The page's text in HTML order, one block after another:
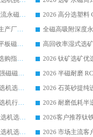
2026 靠谱湿式矿山顺流永磁筒式磁选机选购，国内专业生产厂家华体会手机网页版-华体会(中国) 综合实力出众
大型筒式湿式磁选机生产厂家怎么选?华体会手机网页版-华体会(中国) 设备口碑广受行业认可
湿式提纯高效高梯度平板磁选机靠谱设备源头厂商华体会手机网页版-华体会(中国) 综合测评
板式节能干式磁选机选购指南，源头生产厂家华体会手机网页版-华体会(中国) 综合实力可观
2026矿用湿式高梯度强磁磁选机选购指南，临朐靠谱磁电生产厂家华体会手机网页版-华体会(中国) 详解
2026细粒尾矿回收磁选机选购指南 产业集群优质生产厂家华体会手机网页版-华体会(中国) 解析
2026节能低耗永磁磁选机行业优选标杆 临朐华体会手机网页版-华体会(中国) 专业生产厂家
2026 湿式小型平板磁选机选矿适配设备 临朐华体会手机网页版-华体会(中国) 实体生产厂家直供
2026 尾矿打捞回收磁选机选购 主流市场推荐实力生产厂家